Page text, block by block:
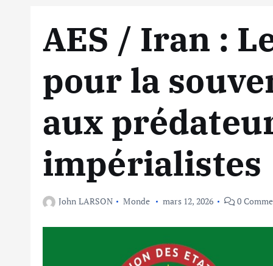
AES / Iran :
pour la
aux
impérialistes
John LARSON Monde mars 12, 2026 0